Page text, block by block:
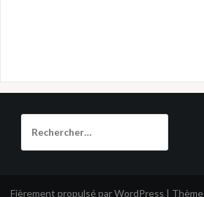
Fièrement propulsé par WordPress | Thème